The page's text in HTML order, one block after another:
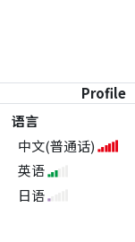
Profile
语言
中文(普通话)
英语
日语